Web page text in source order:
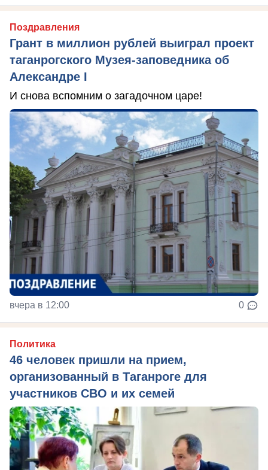
Поздравления
Грант в миллион рублей выиграл проект
таганрогского Музея-заповедника об
Александре I
И снова вспомним о загадочном царе!
вчера в 12:00 0
Политика
46 человек пришли на прием,
организованный в Таганроге для
участников СВО и их семей